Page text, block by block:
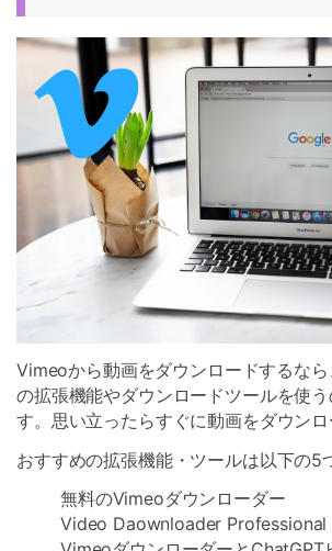
Vimeoから動画をダウンロードするな
の拡張機能やダウンロードツールを使
す。思い立ったらすぐに動画をダウンロ
おすすめの拡張機能・ツールは以下の5
無料のVimeoダウンローダー
Video Daownloader Professional